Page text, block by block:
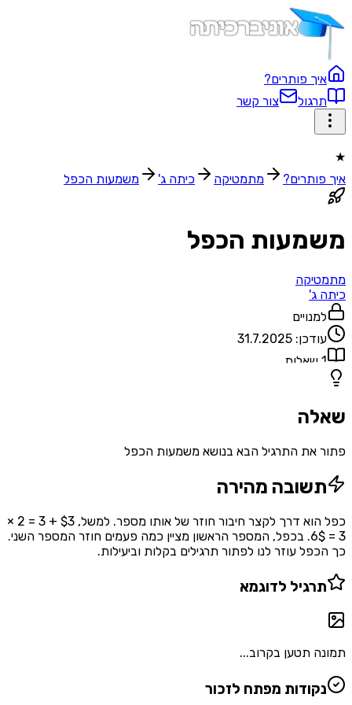
איך פותרים?
תרגול
צור קשר
★
איך פותרים?
מתמטיקה כיתה ג' משמעות הכפל
משמעות הכפל
מתמטיקה
כיתה ג'
למנויים
עודכן: 31.7.2025
1 שאלות
שאלה
פתור את התרגיל הבא בנושא משמעות הכפל
תשובה מהירה
כפל הוא דרך לקצר חיבור חוזר של אותו מספר. למשל, $3 + 3 = 2 ×
3 = 6$. בכפל, המספר הראשון מציין כמה פעמים חוזר המספר השני.
כך הכפל עוזר לנו לפתור תרגילים בקלות וביעילות.
תרגיל לדוגמא
תמונה תטען בקרוב...
נקודות מפתח לזכור